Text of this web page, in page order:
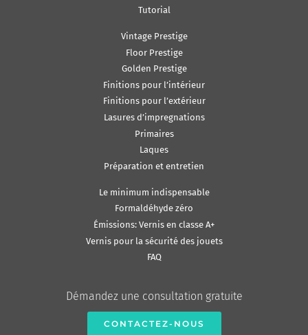
Tutorial
Vintage Prestige
Floor Prestige
Golden Prestige
Finitions pour l’intérieur
Finitions pour l’extérieur
Lasures d’impregnations
Primaires
Laques
Préparation et entretien
Le minimum indispensable
Formaldéhyde zéro
Émissions: Vernis en classe A+
Vernis pour la sécurité des jouets
FAQ
Démandez une consultation gratuite
CONTACTEZ-NOUS